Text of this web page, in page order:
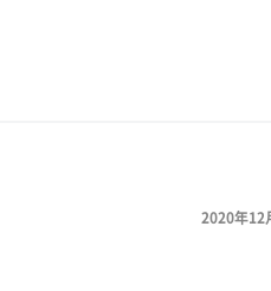
2020年12